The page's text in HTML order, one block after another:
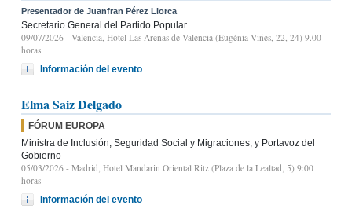
Presentador de Juanfran Pérez Llorca
Secretario General del Partido Popular
09/07/2026 - Valencia, Hotel Las Arenas de Valencia (Eugènia Viñes, 22, 24) 9.00
horas
Información del evento
Elma Saiz Delgado
FÓRUM EUROPA
Ministra de Inclusión, Seguridad Social y Migraciones, y Portavoz del
Gobierno
05/03/2026 - Madrid, Hotel Mandarin Oriental Ritz (Plaza de la Lealtad, 5) 9:00
horas
Información del evento